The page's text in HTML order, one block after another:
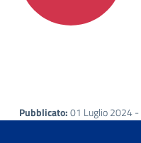
Pubblicato:01 Luglio 2024 -